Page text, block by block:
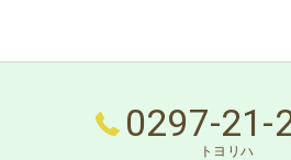
0297-21-
トヨリハ